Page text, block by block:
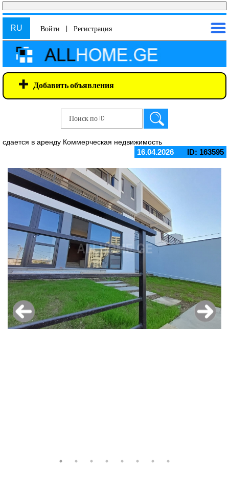
RU Войти Регистрация
Добавить объявления
сдается в аренду Коммерческая недвижимость
16.04.2026 ID: 163595